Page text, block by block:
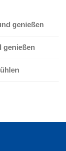
genießen
genießen